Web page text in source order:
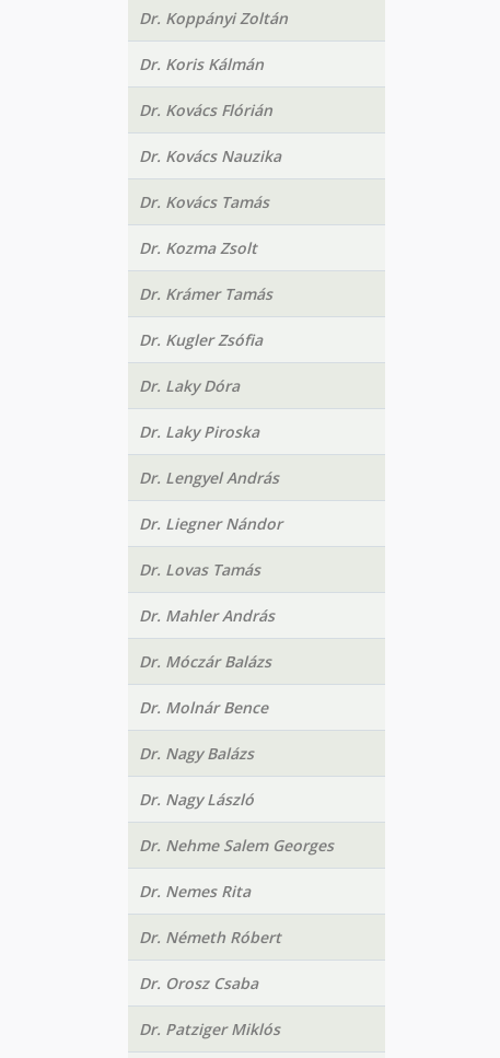
Dr. Koppányi Zoltán
Dr. Koris Kálmán
Dr. Kovács Flórián
Dr. Kovács Nauzika
Dr. Kovács Tamás
Dr. Kozma Zsolt
Dr. Krámer Tamás
Dr. Kugler Zsófia
Dr. Laky Dóra
Dr. Laky Piroska
Dr. Lengyel András
Dr. Liegner Nándor
Dr. Lovas Tamás
Dr. Mahler András
Dr. Móczár Balázs
Dr. Molnár Bence
Dr. Nagy Balázs
Dr. Nagy László
Dr. Nehme Salem Georges
Dr. Nemes Rita
Dr. Németh Róbert
Dr. Orosz Csaba
Dr. Patziger Miklós